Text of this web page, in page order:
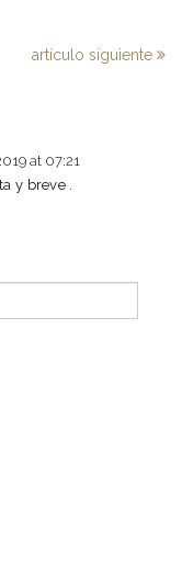
artículo siguiente
at 07:21
y breve .